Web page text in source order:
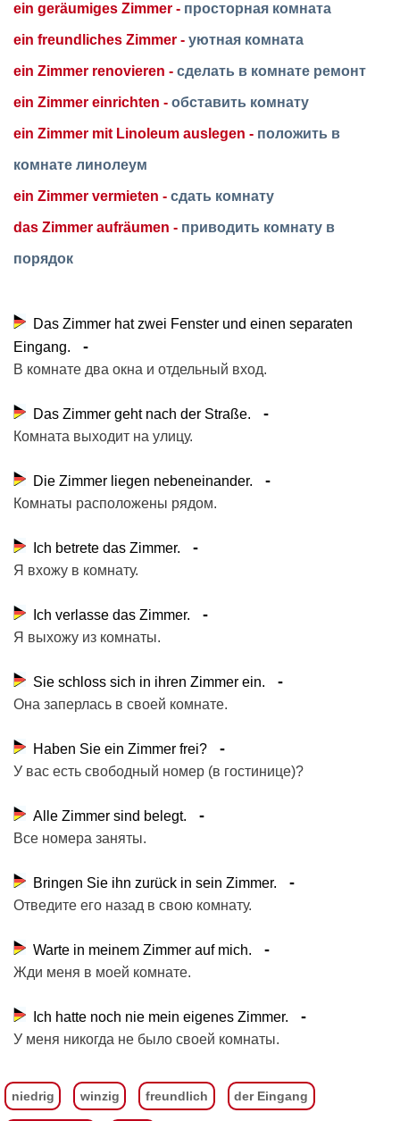
ein geräumiges Zimmer - просторная комната
ein freundliches Zimmer - уютная комната
ein Zimmer renovieren - сделать в комнате ремонт
ein Zimmer einrichten - обставить комнату
ein Zimmer mit Linoleum auslegen - положить в
комнате линолеум
ein Zimmer vermieten - сдать комнату
das Zimmer aufräumen - приводить комнату в
порядок
Das Zimmer hat zwei Fenster und einen separaten
Eingang.
В комнате два окна и отдельный вход.
Das Zimmer geht nach der Straße.
Комната выходит на улицу.
Die Zimmer liegen nebeneinander.
Комнаты расположены рядом.
Ich betrete das Zimmer.
Я вхожу в комнату.
Ich verlasse das Zimmer.
Я выхожу из комнаты.
Sie schloss sich in ihren Zimmer ein.
Она заперлась в своей комнате.
Haben Sie ein Zimmer frei?
У вас есть свободный номер (в гостинице)?
Alle Zimmer sind belegt.
Все номера заняты.
Bringen Sie ihn zurück in sein Zimmer.
Отведите его назад в свою комнату.
Warte in meinem Zimmer auf mich.
Жди меня в моей комнате.
Ich hatte noch nie mein eigenes Zimmer.
У меня никогда не было своей комнаты.
niedrig winzig freundlich der Eingang